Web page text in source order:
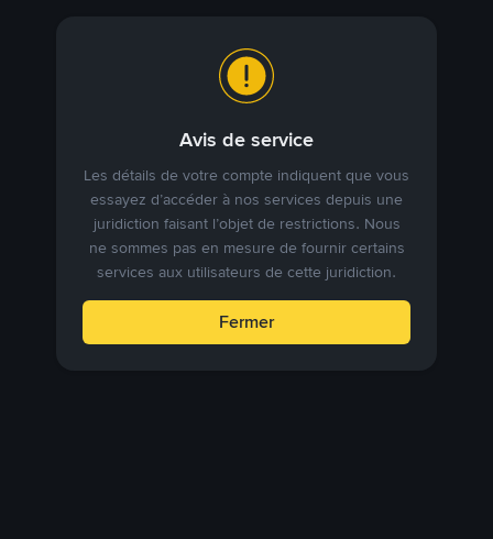
Avis de service
Les détails de votre compte indiquent que vous
essayez d’accéder à nos services depuis une
juridiction faisant l’objet de restrictions. Nous
ne sommes pas en mesure de fournir certains
services aux utilisateurs de cette juridiction.
Fermer